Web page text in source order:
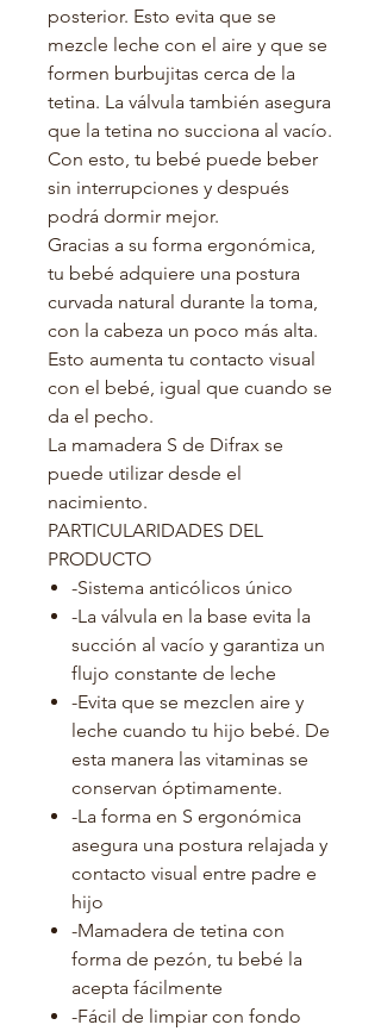
posterior. Esto evita que se
mezcle leche con el aire y que se
formen burbujitas cerca de la
tetina. La válvula también asegura
que la tetina no succiona al vacío.
Con esto, tu bebé puede beber
sin interrupciones y después
podrá dormir mejor.
Gracias a su forma ergonómica,
tu bebé adquiere una postura
curvada natural durante la toma,
con la cabeza un poco más alta.
Esto aumenta tu contacto visual
con el bebé, igual que cuando se
da el pecho.
La mamadera S de Difrax se
puede utilizar desde el
nacimiento.
PARTICULARIDADES DEL
PRODUCTO
-Sistema anticólicos único
-La válvula en la base evita la
succión al vacío y garantiza un
flujo constante de leche
-Evita que se mezclen aire y
leche cuando tu hijo bebé. De
esta manera las vitaminas se
conservan óptimamente.
-La forma en S ergonómica
asegura una postura relajada y
contacto visual entre padre e
hijo
-Mamadera de tetina con
forma de pezón, tu bebé la
acepta fácilmente
-Fácil de limpiar con fondo